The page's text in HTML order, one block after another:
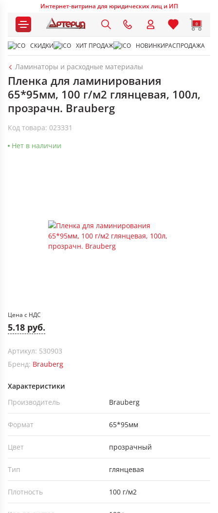
Интернет-витрина для юридических лиц и ИП
0
СКИДКИ ХИТ ПРОДАЖ НОВИНКИРАСПРОДАЖА
Ламинаторы и расходные материалы
Пленка для ламинирования
65*95мм, 100 г/м2 глянцевая, 100л,
прозрачн. Brauberg
Код товара: 023331
Нет в наличии
Цена с НДС
5.18 руб.
Артикул: 530903
Бренд: Brauberg
Характеристики
Производитель
Brauberg
Формат 65*95мм
Цвет прозрачный
Тип глянцевая
Плотность 100 г/м2